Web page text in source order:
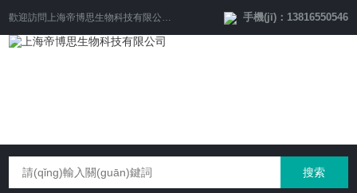
歡迎訪問 上海帝博思生物科技有限公司 網(wǎng)站！ 手機(jī)：13816550546